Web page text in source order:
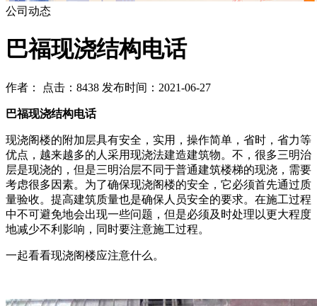
公司动态
巴福现浇结构电话
作者： 点击：8438 发布时间：2021-06-27
巴福现浇结构电话
现浇阁楼的附加层具有安全，实用，操作简单，省时，省力等
优点，越来越多的人采用现浇法建造建筑物。不，很多三明治
层是现浇的，但是三明治层不同于普通建筑楼梯的现浇，需要
考虑很多因素。为了确保现浇阁楼的安全，它必须首先通过质
量验收。提高建筑质量也是确保人员安全的要求。在施工过程
中不可避免地会出现一些问题，但是必须及时处理以更大程度
地减少不利影响，同时要注意施工过程。
一起看看现浇阁楼应注意什么。